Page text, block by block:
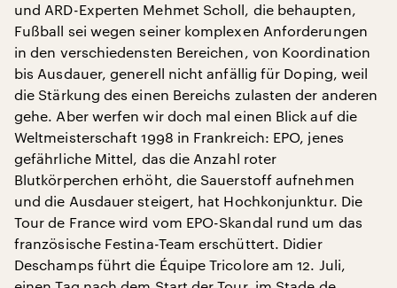
und ARD-Experten Mehmet Scholl, die behaupten,
Fußball sei wegen seiner komplexen Anforderungen
in den verschiedensten Bereichen, von Koordination
bis Ausdauer, generell nicht anfällig für Doping, weil
die Stärkung des einen Bereichs zulasten der anderen
gehe. Aber werfen wir doch mal einen Blick auf die
Weltmeisterschaft 1998 in Frankreich: EPO, jenes
gefährliche Mittel, das die Anzahl roter
Blutkörperchen erhöht, die Sauerstoff aufnehmen
und die Ausdauer steigert, hat Hochkonjunktur. Die
Tour de France wird vom EPO-Skandal rund um das
französische Festina-Team erschüttert. Didier
Deschamps führt die Équipe Tricolore am 12. Juli,